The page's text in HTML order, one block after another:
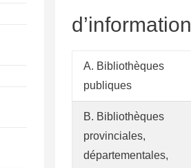
d’information
A. Bibliothèques
publiques
B. Bibliothèques
provinciales,
départementales,